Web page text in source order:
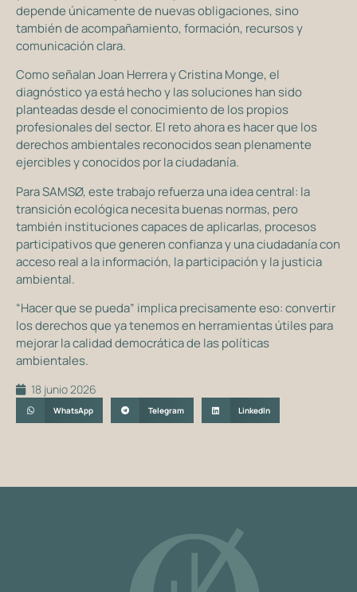
depende únicamente de nuevas obligaciones, sino
también de acompañamiento, formación, recursos y
comunicación clara.
Como señalan Joan Herrera y Cristina Monge, el
diagnóstico ya está hecho y las soluciones han sido
planteadas desde el conocimiento de los propios
profesionales del sector. El reto ahora es hacer que los
derechos ambientales reconocidos sean plenamente
ejercibles y conocidos por la ciudadanía.
Para SAMSØ, este trabajo refuerza una idea central: la
transición ecológica necesita buenas normas, pero
también instituciones capaces de aplicarlas, procesos
participativos que generen confianza y una ciudadanía con
acceso real a la información, la participación y la justicia
ambiental.
“Hacer que se pueda” implica precisamente eso: convertir
los derechos que ya tenemos en herramientas útiles para
mejorar la calidad democrática de las políticas
ambientales.
18 junio 2026
WhatsApp Telegram LinkedIn